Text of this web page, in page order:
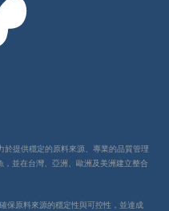
提供穩定的原料來源、專業的品質管理
並在台灣、亞洲、歐洲及美洲建立整合
保原料來源的穩定性與可控性，並達成